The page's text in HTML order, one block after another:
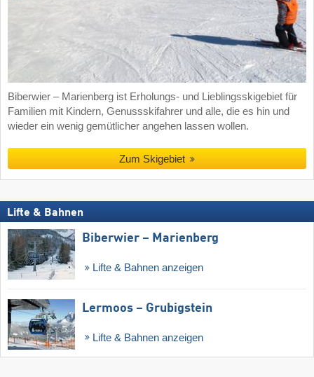
Biberwier – Marienberg ist Erholungs- und Lieblingsskigebiet für
Familien mit Kindern, Genussskifahrer und alle, die es hin und
wieder ein wenig gemütlicher angehen lassen wollen.
Zum Skigebiet
Lifte & Bahnen
Biberwier – Marienberg
Lifte & Bahnen anzeigen
Lermoos – Grubigstein
Lifte & Bahnen anzeigen